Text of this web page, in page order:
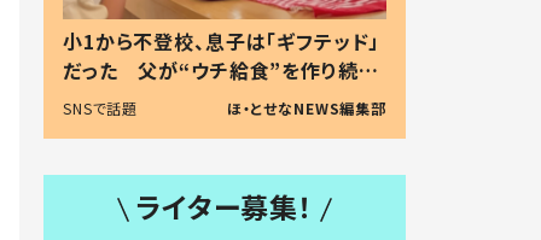
小1から不登校、息子は「ギフテッド」
だった 父が“ウチ給食”を作り続け
る理由とは #令和の親 #令和の子
SNSで話題 ほ・とせなNEWS編集部
ライター募集！